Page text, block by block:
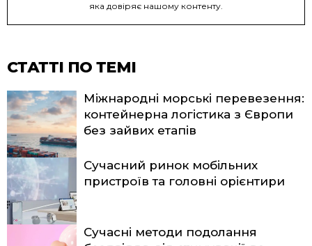
яка довіряє нашому контенту.
СТАТТІ ПО ТЕМІ
Міжнародні морські перевезення:
контейнерна логістика з Європи
без зайвих етапів
Сучасний ринок мобільних
пристроїв та головні орієнтири
Сучасні методи подолання